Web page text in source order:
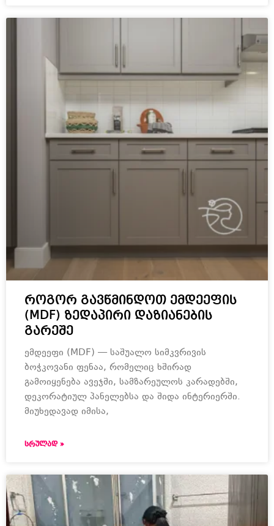
როგორ გავწმინდოთ ემდეეფის
(MDF) ზედაპირი დაზიანების
გარეშე
ემდეეფი (MDF) — საშუალო სიმკვრივის
ბოჭკოვანი ფენაა, რომელიც ხშირად
გამოიყენება ავეჯში, სამზარეულოს კარადებში,
დეკორატიულ პანელებსა და შიდა ინტერიერში.
მიუხედავად იმისა,
ᲡᲠᲣᲚᲐᲓ »